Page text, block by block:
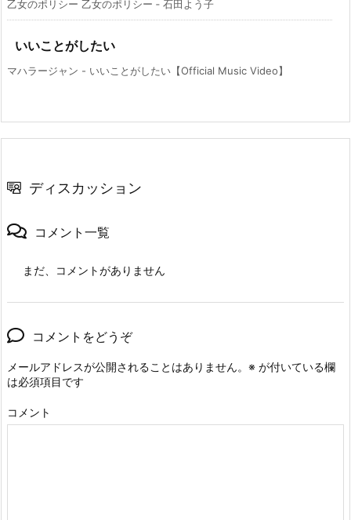
乙女のポリシー 乙女のポリシー ‑ 石田よう子
いいことがしたい
マハラージャン - いいことがしたい【Official Music Video】
ディスカッション
コメント一覧
まだ、コメントがありません
コメントをどうぞ
メールアドレスが公開されることはありません。 ※ が付いている欄
は必須項目です
コメント